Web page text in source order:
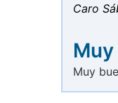
Caro
Muy